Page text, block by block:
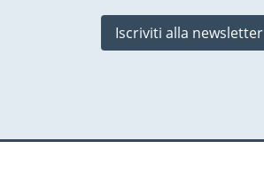
Iscriviti alla newsletter